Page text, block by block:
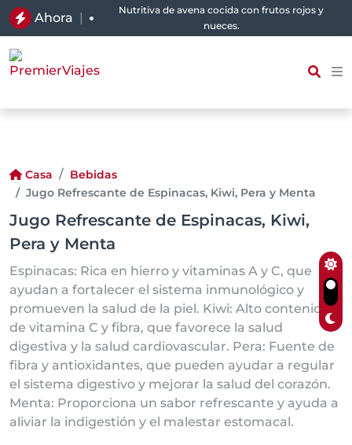
Ahora |
Nutritiva de avena cocida con frutos rojos y
nueces.
Casa
Bebidas
Jugo Refrescante de Espinacas, Kiwi, Pera y Menta
Jugo Refrescante de Espinacas, Kiwi,
Pera y Menta
Espinacas: Rica en hierro y vitaminas A y C, que
ayudan a fortalecer el sistema inmunológico y
promueven la salud de la piel. Kiwi: Alto contenido
de vitamina C y fibra, que favorece la salud
digestiva y la salud cardiovascular. Pera: Fuente de
fibra y antioxidantes, que pueden ayudar a regular
el sistema digestivo y mejorar la salud del corazón.
Menta: Proporciona un sabor refrescante y ayuda a
aliviar la indigestión y el malestar estomacal.